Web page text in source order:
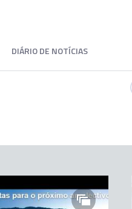
DIÁRIO DE NOTÍCIAS